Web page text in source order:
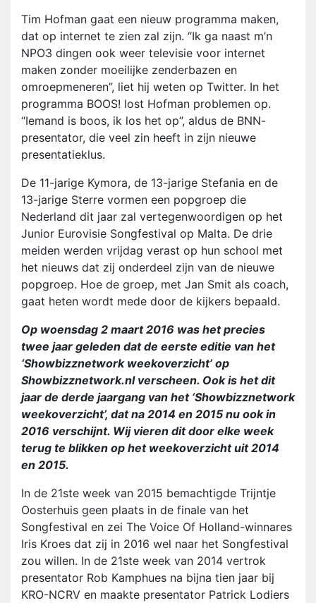
Tim Hofman gaat een nieuw programma maken,
dat op internet te zien zal zijn. “Ik ga naast m’n
NPO3 dingen ook weer televisie voor internet
maken zonder moeilijke zenderbazen en
omroepmeneren”, liet hij weten op Twitter. In het
programma BOOS! lost Hofman problemen op.
“Iemand is boos, ik los het op”, aldus de BNN-
presentator, die veel zin heeft in zijn nieuwe
presentatieklus.
De 11-jarige Kymora, de 13-jarige Stefania en de
13-jarige Sterre vormen een popgroep die
Nederland dit jaar zal vertegenwoordigen op het
Junior Eurovisie Songfestival op Malta. De drie
meiden werden vrijdag verast op hun school met
het nieuws dat zij onderdeel zijn van de nieuwe
popgroep. Hoe de groep, met Jan Smit als coach,
gaat heten wordt mede door de kijkers bepaald.
Op woensdag 2 maart 2016 was het precies
twee jaar geleden dat de eerste editie van het
‘Showbizznetwork weekoverzicht’ op
Showbizznetwork.nl verscheen. Ook is het dit
jaar de derde jaargang van het ‘Showbizznetwork
weekoverzicht’, dat na 2014 en 2015 nu ook in
2016 verschijnt. Wij vieren dit door elke week
terug te blikken op het weekoverzicht uit 2014
en 2015.
In de 21ste week van 2015 bemachtigde Trijntje
Oosterhuis geen plaats in de finale van het
Songfestival en zei The Voice Of Holland-winnares
Iris Kroes dat zij in 2016 wel naar het Songfestival
zou willen. In de 21ste week van 2014 vertrok
presentator Rob Kamphues na bijna tien jaar bij
KRO-NCRV en maakte presentator Patrick Lodiers